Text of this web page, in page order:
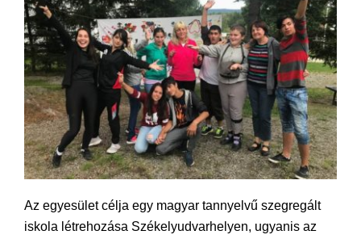
Az egyesület célja egy magyar tannyelvű szegregált
iskola létrehozása Székelyudvarhelyen, ugyanis az